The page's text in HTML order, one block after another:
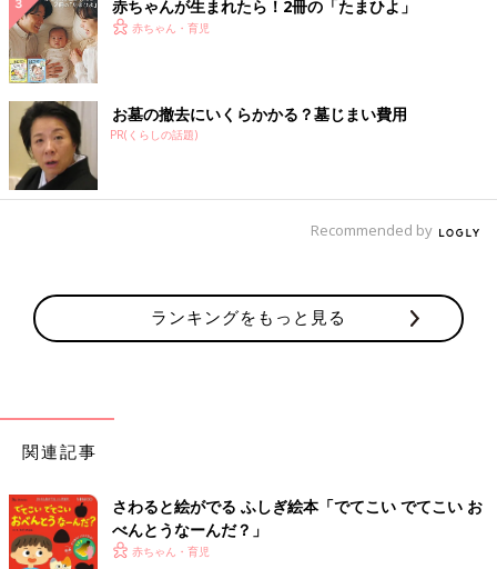
赤ちゃんが生まれたら！2冊の「たまひよ」
赤ちゃん・育児
お墓の撤去にいくらかかる？墓じまい費用
PR(くらしの話題)
Recommended by
ランキングをもっと見る
関連記事
さわると絵がでる ふしぎ絵本「でてこい でてこい お
べんとうなーんだ？」
赤ちゃん・育児